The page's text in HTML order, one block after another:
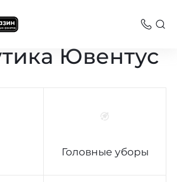
Ювентус
Головные уборы